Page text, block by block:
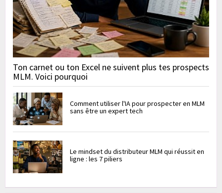
Ton carnet ou ton Excel ne suivent plus tes prospects
MLM. Voici pourquoi
Comment utiliser l'IA pour prospecter en MLM
sans être un expert tech
Le mindset du distributeur MLM qui réussit en
ligne : les 7 piliers